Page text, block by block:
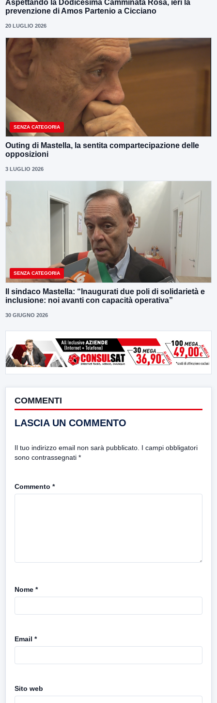
Aspettando la Dodicesima Camminata Rosa, ieri la
prevenzione di Amos Partenio a Cicciano
20 LUGLIO 2026
SENZA CATEGORIA
Outing di Mastella, la sentita compartecipazione delle
opposizioni
3 LUGLIO 2026
SENZA CATEGORIA
Il sindaco Mastella: “Inaugurati due poli di solidarietà e
inclusione: noi avanti con capacità operativa”
30 GIUGNO 2026
COMMENTI
LASCIA UN COMMENTO
Il tuo indirizzo email non sarà pubblicato. I campi obbligatori
sono contrassegnati *
Commento *
Nome *
Email *
Sito web